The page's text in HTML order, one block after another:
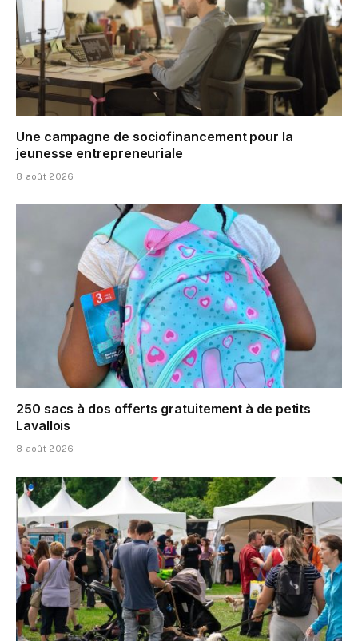
Une campagne de sociofinancement pour la
jeunesse entrepreneuriale
8 août 2026
250 sacs à dos offerts gratuitement à de petits
Lavallois
8 août 2026